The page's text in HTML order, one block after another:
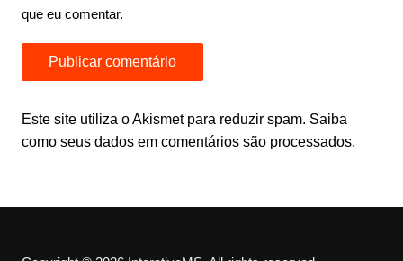
que eu comentar.
Este site utiliza o Akismet para reduzir spam. Saiba
como seus dados em comentários são processados.